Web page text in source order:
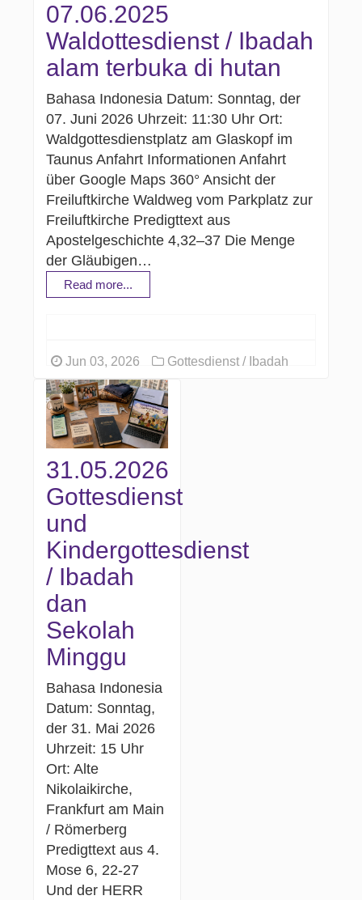
07.06.2025
Waldottesdienst / Ibadah
alam terbuka di hutan
Bahasa Indonesia Datum: Sonntag, der
07. Juni 2026 Uhrzeit: 11:30 Uhr Ort:
Waldgottesdienstplatz am Glaskopf im
Taunus Anfahrt Informationen Anfahrt
über Google Maps 360° Ansicht der
Freiluftkirche Waldweg vom Parkplatz zur
Freiluftkirche Predigttext aus
Apostelgeschichte 4,32–37 Die Menge
der Gläubigen…
Read more...
Jun 03, 2026 Gottesdienst / Ibadah
31.05.2026
Gottesdienst
und
Kindergottesdienst
/ Ibadah
dan
Sekolah
Minggu
Bahasa Indonesia
Datum: Sonntag,
der 31. Mai 2026
Uhrzeit: 15 Uhr
Ort: Alte
Nikolaikirche,
Frankfurt am Main
/ Römerberg
Predigttext aus 4.
Mose 6, 22-27
Und der HERR